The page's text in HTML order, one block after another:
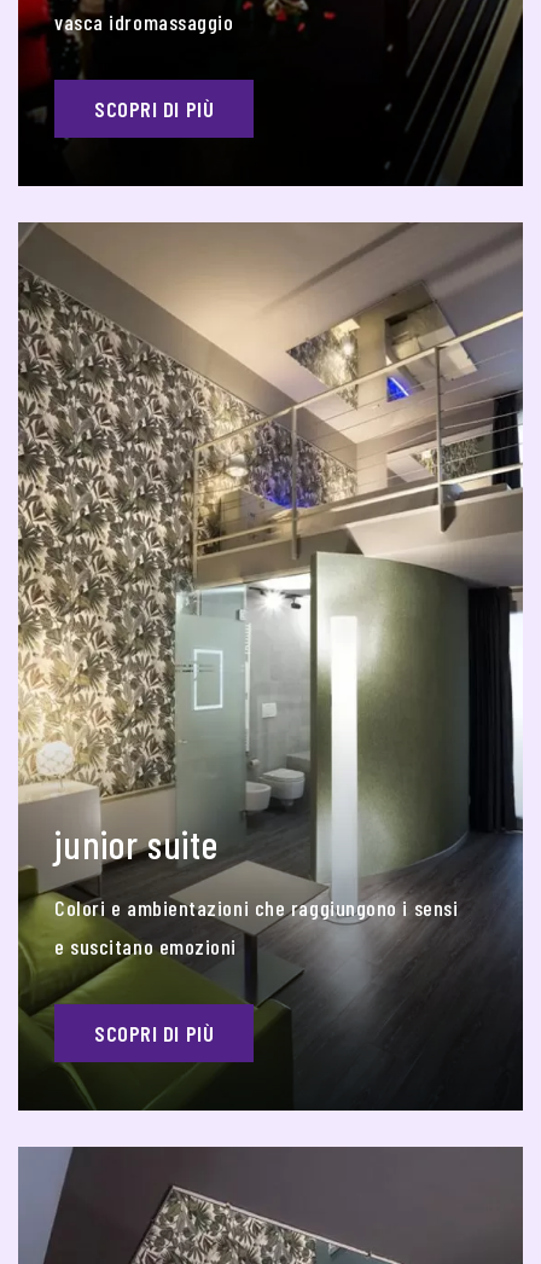
vasca idromassaggio
SCOPRI DI PIÙ
junior suite
Colori e ambientazioni che raggiungono i sensi
e suscitano emozioni
SCOPRI DI PIÙ